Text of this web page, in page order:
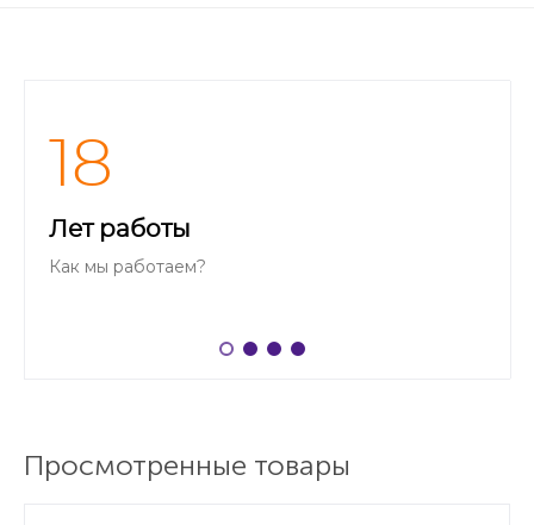
18
Лет работы
Как мы работаем?
Просмотренные товары